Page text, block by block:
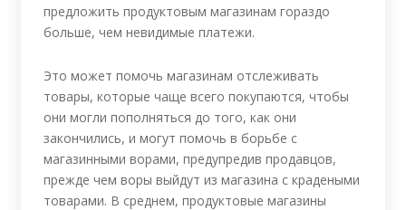
предложить продуктовым магазинам гораздо
больше, чем невидимые платежи.
Это может помочь магазинам отслеживать
товары, которые чаще всего покупаются, чтобы
они могли пополняться до того, как они
закончились, и могут помочь в борьбе с
магазинными ворами, предупредив продавцов,
прежде чем воры выйдут из магазина с крадеными
товарами. В среднем, продуктовые магазины